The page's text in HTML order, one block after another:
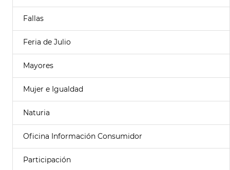
Fallas
Feria de Julio
Mayores
Mujer e Igualdad
Naturia
Oficina Información Consumidor
Participación